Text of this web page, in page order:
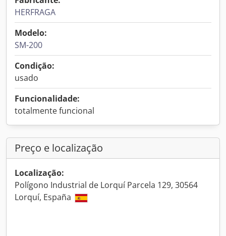
HERFRAGA
Modelo:
SM-200
Condição:
usado
Funcionalidade:
totalmente funcional
Preço e localização
Localização:
Polígono Industrial de Lorquí Parcela 129, 30564
Lorquí, España